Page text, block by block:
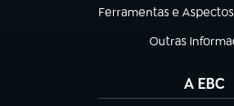
Ferramentas e
(abre em nova aba)
Outras
(abre em nova
A EBC